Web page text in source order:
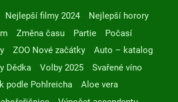
Nejlepší filmy 2024
Nejlepší horory
Změna času Partie
Počasí
ZOO Nové začátky
Auto – katalog
Dědka
Volby 2025
Svařené víno
podle Pohlreicha
Aloe vera